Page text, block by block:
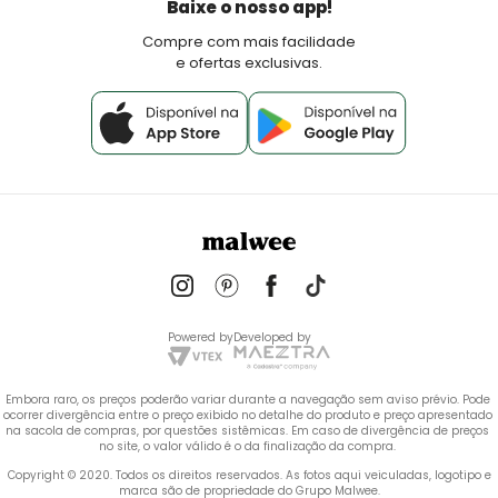
Baixe o nosso app!
Compre com mais facilidade
e ofertas exclusivas.
Powered byDeveloped by
Embora raro, os preços poderão variar durante a navegação sem aviso prévio. Pode
ocorrer divergência entre o preço exibido no detalhe do produto e preço apresentado
na sacola de compras, por questões sistêmicas. Em caso de divergência de preços
no site, o valor válido é o da finalização da compra.
marca são de propriedade do Grupo Malwee.